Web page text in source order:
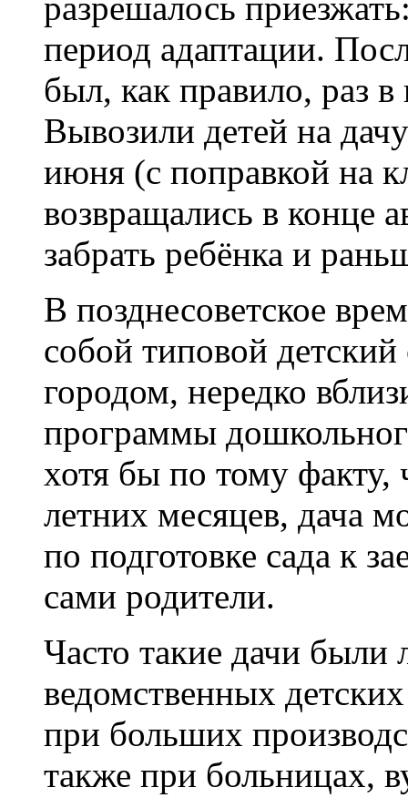
период адаптации.
был, как правило, раз
Вывозили детей на
июня (с поправкой на
возвращались в конце
забрать ребёнка и
В позднесоветское
собой типовой
городом, нередко
программы
хотя бы по тому факту,
летних месяцев, дача
по подготовке сада к
сами родители.
Часто такие дачи
ведомственных
при больших
также при больницах,